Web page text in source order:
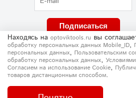
Подписаться
Находясь на optoviktools.ru вы
обработку персональных данных Mobile_ID,
персональных данных, Пользовательским
обработку персональных данных,
Согласием на использование Сookie,
товаров дистанционным способом.